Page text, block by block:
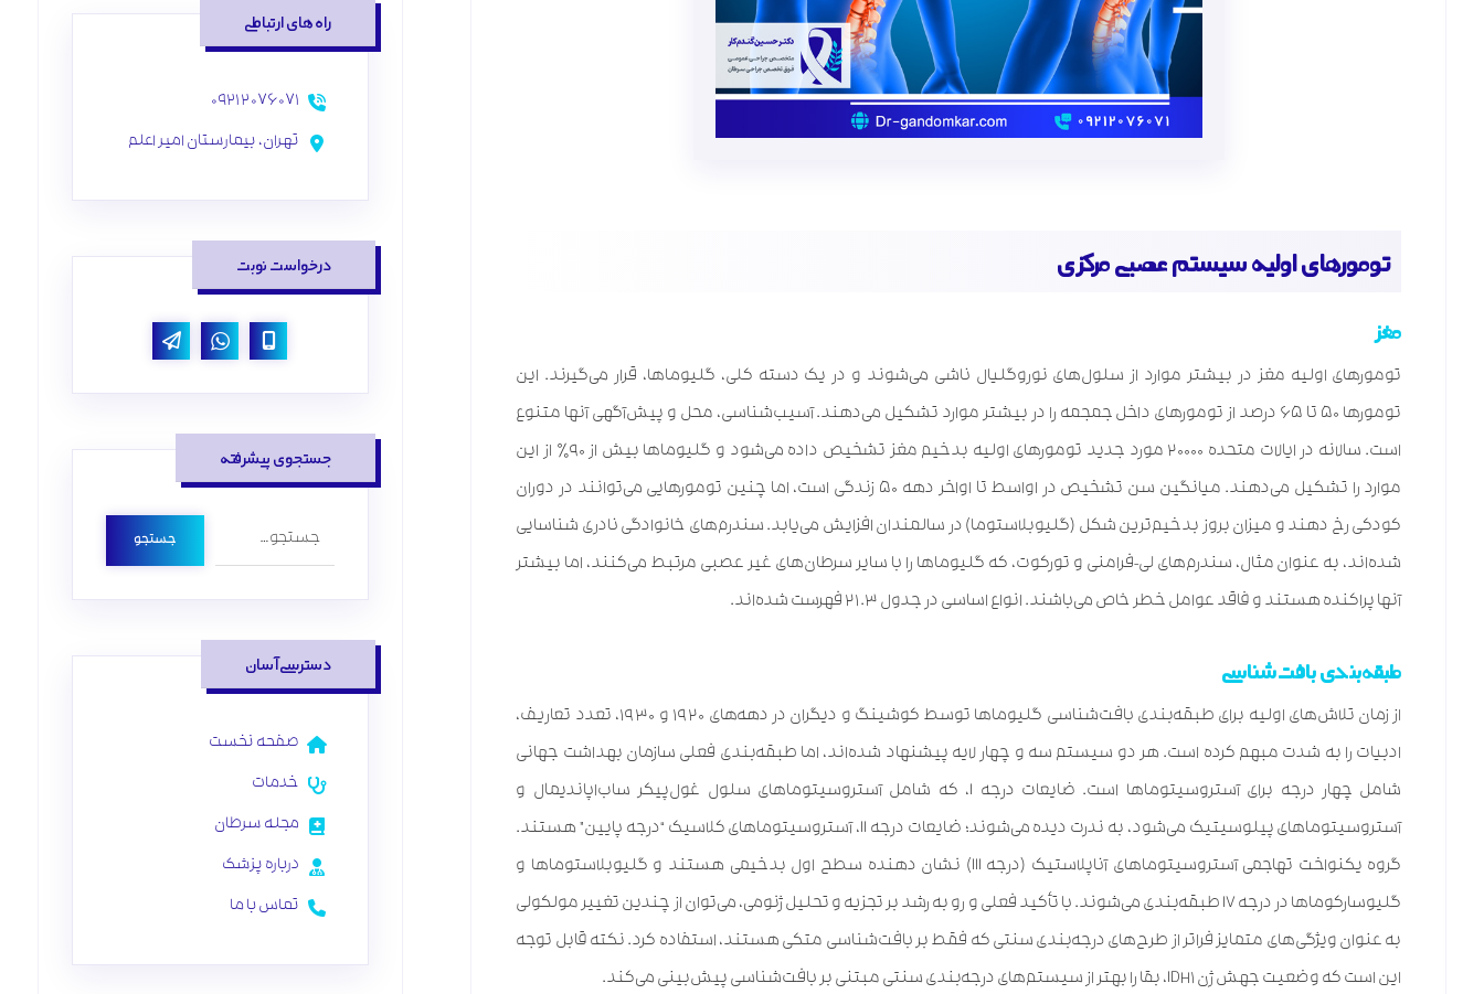
تومورهای اولیه سیستم عصبی مرکزی
مغز
تومورهای اولیه مغز در بیشتر موارد از سلول‌های نوروگلیال ناشی می‌شوند و در یک دسته کلی، گلیوماها، قرار می‌گیرند. این
تومورها ۵۰ تا ۶۵ درصد از تومورهای داخل جمجمه را در بیشتر موارد تشکیل می‌دهند. آسیب‌شناسی، محل و پیش‌آگهی آنها متنوع
است. سالانه در ایالات متحده ۲۰۰۰۰ مورد جدید تومورهای اولیه بدخیم مغز تشخیص داده می‌شود و گلیوماها بیش از ۹۰٪ از این
موارد را تشکیل می‌دهند. میانگین سن تشخیص در اواسط تا اواخر دهه ۵۰ زندگی است، اما چنین تومورهایی می‌توانند در دوران
کودکی رخ دهند و میزان بروز بدخیم‌ترین شکل (گلیوبلاستوما) در سالمندان افزایش می‌یابد. سندرم‌های خانوادگی نادری شناسایی
شده‌اند، به عنوان مثال، سندرم‌های لی-فرامنی و تورکوت، که گلیوماها را با سایر سرطان‌های غیر عصبی مرتبط می‌کنند، اما بیشتر
آنها پراکنده هستند و فاقد عوامل خطر خاص می‌باشند. انواع اساسی در جدول ۲۱.۳ فهرست شده‌اند.
طبقه‌بندی بافت‌شناسی
از زمان تلاش‌های اولیه برای طبقه‌بندی بافت‌شناسی گلیوماها توسط کوشینگ و دیگران در دهه‌های ۱۹۲۰ و ۱۹۳۰، تعدد تعاریف،
ادبیات را به شدت مبهم کرده است. هر دو سیستم سه و چهار لایه پیشنهاد شده‌اند، اما طبقه‌بندی فعلی سازمان بهداشت جهانی
شامل چهار درجه برای آستروسیتوماها است. ضایعات درجه I، که شامل آستروسیتوماهای سلول غول‌پیکر ساب‌اپاندیمال و
آستروسیتوماهای پیلوسیتیک می‌شود، به ندرت دیده می‌شوند؛ ضایعات درجه II، آستروسیتوماهای کلاسیک “درجه پایین” هستند.
گروه یکنواخت تهاجمی آستروسیتوماهای آناپلاستیک (درجه III) نشان دهنده سطح اول بدخیمی هستند و گلیوبلاستوماها و
گلیوسارکوماها در درجه IV طبقه‌بندی می‌شوند. با تأکید فعلی و رو به رشد بر تجزیه و تحلیل ژنومی، می‌توان از چندین تغییر مولکولی
به عنوان ویژگی‌های متمایز فراتر از طرح‌های درجه‌بندی سنتی که فقط بر بافت‌شناسی متکی هستند، استفاده کرد. نکته قابل توجه
این است که وضعیت جهش ژن IDH۱، بقا را بهتر از سیستم‌های درجه‌بندی سنتی مبتنی بر بافت‌شناسی پیش‌بینی می‌کند.
راه‌های ارتباطی
۰۹۲۱۲۰۷۶۰۷۱
تهران، بیمارستان امیر اعلم
درخواست نوبت
جستجوی پیشرفته
جستجو
دسترسی آسان
صفحه نخست
خدمات
مجله سرطان
درباره پزشک
تماس با ما